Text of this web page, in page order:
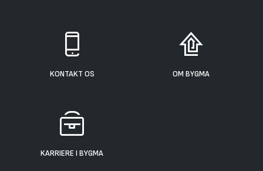
KONTAKT OS OM BYGMA
KARRIERE I BYGMA